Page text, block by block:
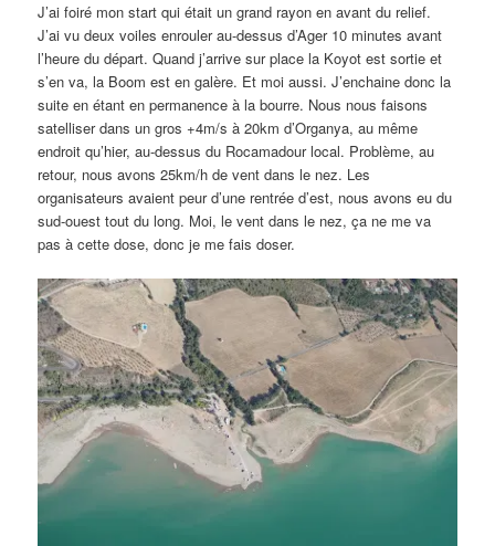
J’ai foiré mon start qui était un grand rayon en avant du relief.
J’ai vu deux voiles enrouler au-dessus d’Ager 10 minutes avant
l’heure du départ. Quand j’arrive sur place la Koyot est sortie et
s’en va, la Boom est en galère. Et moi aussi. J’enchaine donc la
suite en étant en permanence à la bourre. Nous nous faisons
satelliser dans un gros +4m/s à 20km d’Organya, au même
endroit qu’hier, au-dessus du Rocamadour local. Problème, au
retour, nous avons 25km/h de vent dans le nez. Les
organisateurs avaient peur d’une rentrée d’est, nous avons eu du
sud-ouest tout du long. Moi, le vent dans le nez, ça ne me va
pas à cette dose, donc je me fais doser.